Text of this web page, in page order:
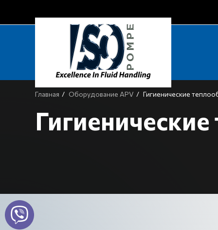
Главная Оборудование APV Гигиенические